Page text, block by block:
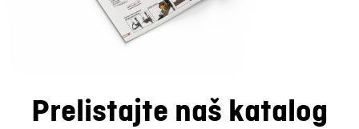
Prelistajte naš katalog